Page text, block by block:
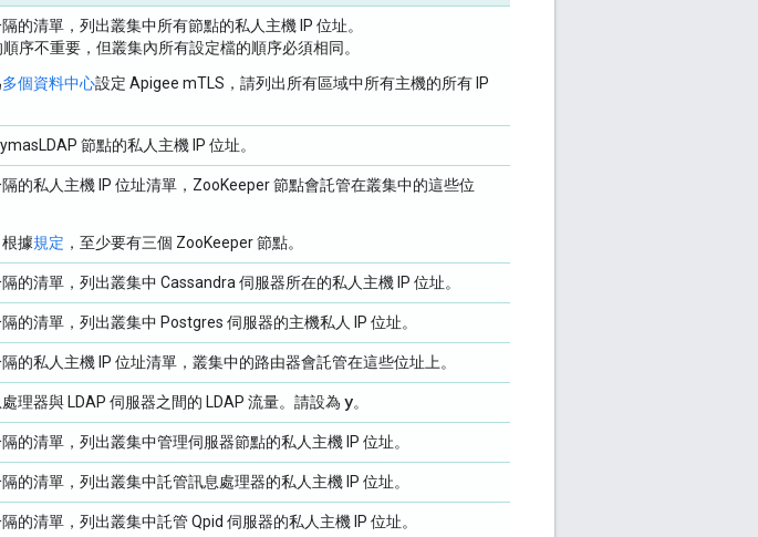
的清單，列出叢集中所有節點的私人主機 IP 位址。
順序不重要，但叢集內所有設定檔的順序必須相同。
多個資料中心設定 Apigee mTLS，請列出所有區域中所有主機的所有 IP
節點的私人主機 IP 位址。
的私人主機 IP 位址清單，ZooKeeper 節點會託管在叢集中的這些位
據規定 ，至少要有三個 ZooKeeper 節點。
的清單，列出叢集中 Cassandra 伺服器所在的私人主機 IP 位址。
的清單，列出叢集中 Postgres 伺服器的主機私人 IP 位址。
的私人主機 IP 位址清單，叢集中的路由器會託管在這些位址上。
理器與 LDAP 伺服器之間的 LDAP 流量。請設為 y。
的清單，列出叢集中管理伺服器節點的私人主機 IP 位址。
的清單，列出叢集中託管訊息處理器的私人主機 IP 位址。
的清單，列出叢集中託管 Qpid 伺服器的私人主機 IP 位址。